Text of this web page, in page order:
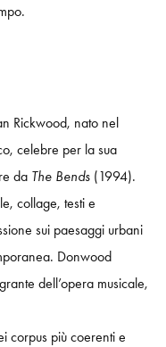
Rickwood, nato nel
celebre per la sua
da The Bends (1994).
collage, testi e
sui paesaggi urbani
Donwood
dell’opera musicale,
corpus più coerenti e